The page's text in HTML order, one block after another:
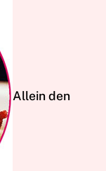
Allein den